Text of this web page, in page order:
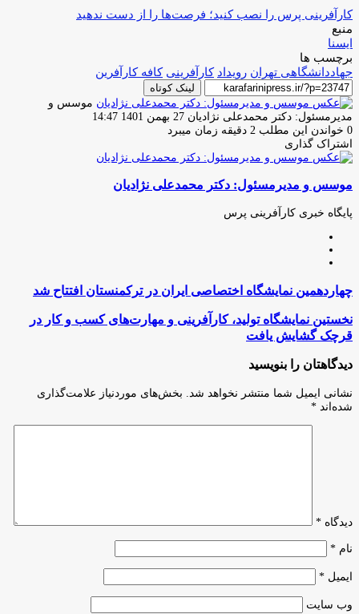
کارآفرینی پرس را نصب کنید؛ فرصت‌ها را از دست ندهید
منبع
ایسنا
برچسب ها
جهاددانشگاهی تهران رویداد کارآفرینی کافه کارآفرین
لینک کوتاه
موسس و
مدیرمسئول: دکتر محمدعلی نژادیان ارسال
ایمیل
27 بهمن 1401 14:47
0 خواندن این مطلب 2 دقیقه زمان میبرد
اشتراک گذاری
فیس
توئیتر
لینکدین
واتس
تلگرام
اشتراک
از
ایمیل
چاپ
موسس و مدیرمسئول: دکتر محمدعلی نژادیان
پایگاه خبری کارآفرینی پرس
چهاردهمین
نمایشگاه
اختصاصی
ایران
در
ترکمنستان
افتتاح
چهاردهمین نمایشگاه اختصاصی ایران در ترکمنستان افتتاح شد
نخستین
نمایشگاه
تولید،
کارآفرینی
و
مهارت‌های
کسب
و
نخستین نمایشگاه تولید، کارآفرینی و مهارت‌های کسب و کار در
قرچک گشایش یافت
دیدگاهتان را بنویسید
نشانی ایمیل شما منتشر نخواهد شد.
بخش‌های موردنیاز علامت‌گذاری
شده‌اند *
دیدگاه *
نام *
ایمیل *
وب‌ سایت